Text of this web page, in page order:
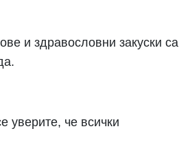
и здравословни закуски са
уверите, че всички